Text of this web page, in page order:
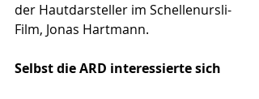
der Hautdarsteller im Schellenursli-
Film, Jonas Hartmann.
Selbst die ARD interessierte sich